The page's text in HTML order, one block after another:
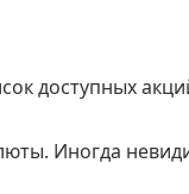
доступных
Иногда